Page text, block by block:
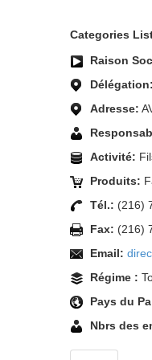
Categories
Raison
Délégation:
Adresse:
Activité:
Produits:
Tél.: (216)
Fax: (216)
Email:
Régime :
Pays du
Nbrs des